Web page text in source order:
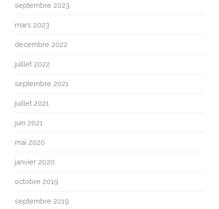
septembre 2023
mars 2023
décembre 2022
juillet 2022
septembre 2021
juillet 2021
juin 2021
mai 2020
janvier 2020
octobre 2019
septembre 2019